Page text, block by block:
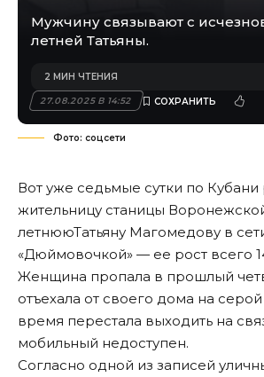
Мужчину связывают с
летней Татьяны.
27.08.2025 В 14:52
2 МИН ЧТЕНИЯ
Фото: соцсети
Вот уже седьмые сутки по
жительницу станицы
летнююТатьяну Магомедову в
«Дюймовочкой» — ее рост всего
Женщина пропала в прошлый
отъехала от своего дома на серой
время перестала выходить на
мобильный недоступен.
Согласно одной из записей